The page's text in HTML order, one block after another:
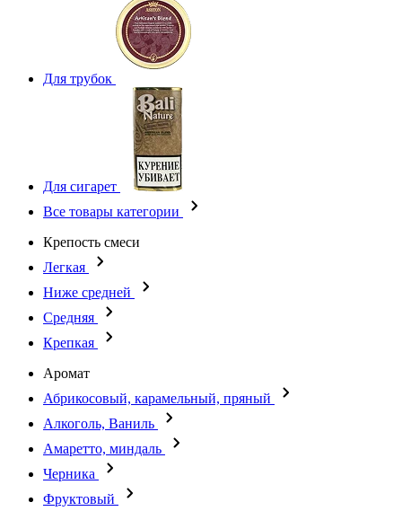
Для трубок
Для сигарет
Все товары категории
Крепость смеси
Легкая
Ниже средней
Средняя
Крепкая
Аромат
Абрикосовый, карамельный, пряный
Алкоголь, Ваниль
Амаретто, миндаль
Черника
Фруктовый